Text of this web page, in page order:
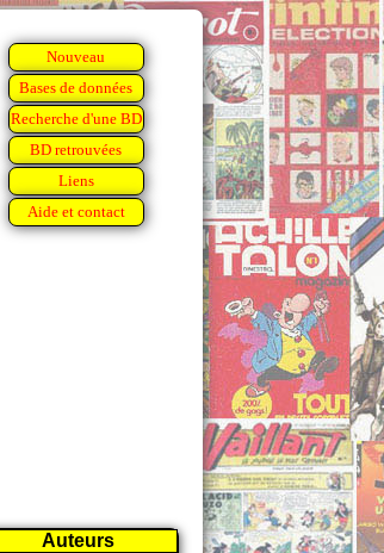
Nouveau
Bases de données
Recherche d'une BD
BD retrouvées
Liens
Aide et contact
Auteurs